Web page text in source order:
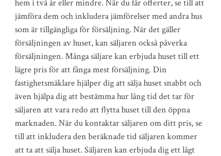
hem i två år eller mindre. När du får offerter, se till att
jämföra dem och inkludera jämförelser med andra hus
som är tillgängliga för försäljning. När det gäller
försäljningen av huset, kan säljaren också påverka
försäljningen. Många säljare kan erbjuda huset till ett
lägre pris för att fånga mest försäljning. Din
fastighetsmäklare hjälper dig att sälja huset snabbt och
även hjälpa dig att bestämma hur lång tid det tar för
säljaren att vara redo att flytta huset till den öppna
marknaden. När du kontaktar säljaren om ditt pris, se
till att inkludera den beräknade tid säljaren kommer
att ta att sälja huset. Säljaren kan erbjuda dig ett lågt